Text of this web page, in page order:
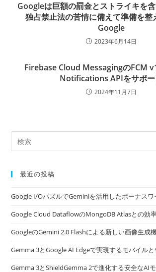
Googleは巨額の罰金とストライキを
独占禁止法の苦情に備えて準備を整
Google
2023年6月14日
Firebase Cloud MessagingのFCM
Notifications APIをサポー
2024年11月7日
最近の投稿
Google I/OパズルでGeminiを活用したボーナス
Google Cloud DataflowのMongoDB Atlasとの効
GoogleのGemini 2.0 Flashによる新しい画像生成
Gemma 3とGoogle AI Edgeで実現するモバイル
Gemma 3とShieldGemma 2で進化する安全なAI